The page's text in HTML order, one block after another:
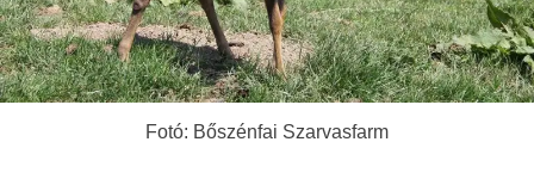
Fotó: Bőszénfai Szarvasfarm